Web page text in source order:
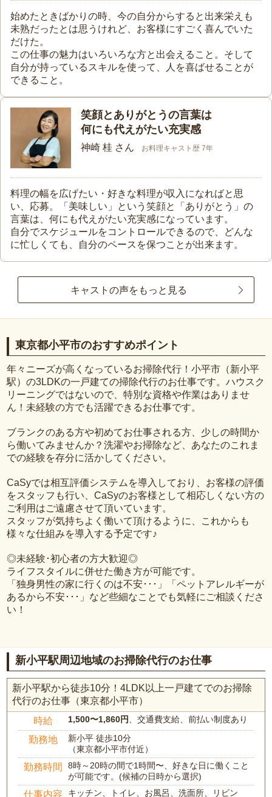
始めたときばかりの時、今の自分からすると出来栄えも
未熟だったとは思うけれど、お客様にすごく喜んでいた
だけた。
この仕事の魅力はいろいろな方と出会えること。そして
自分が持っているスキルを使って、人を喜ばせることが
できること。
笑顔とありがとうの言葉は
何にも代えがたい充実感
神崎 桂 さん お料理キャスト歴 7年
料理の幅を広げたい・好きな料理が収入になればと思
い、応募。「美味しい」という笑顔と「ありがとう」の
言葉は、何にも代えがたい充実感になっています。
自分でスケジュールをコントロールできるので、どんな
に忙しくても、自分のペースを保つことが出来ます。
キャストの声をもっと見る
東京都小平市のおすすめポイント
年々ニーズが高くなっているお掃除代行！小平市（新小平
駅）の3LDKの一戸建ての掃除代行のお仕事です。ハウスク
リーニングではないので、特別な資格や作業はありませ
ん！未経験の方でも活躍できるお仕事です。
ブランクのある方や初めてお仕事される方、少しの時間か
ら働いてみませんか？洗濯やお掃除など、あなたのこれま
での経験を存分に活かしてください。
CaSyでは相互評価システムを導入しており、お客様の評価
をスタッフも行い、CaSyのお客様として相応しくない方の
ご利用はご遠慮させて頂いています。
スタッフが気持ちよく働いて頂けるように、これからも
様々な仕組みを導入する予定です♪
◎未経験･初心者の方大歓迎◎
ライフスタイルに併せた働き方が可能です。
「独身男性の家に行くのは不安･･･」「ペットアレルギーが
あるから不安･･･」など些細なことでも気軽にご相談くださ
い！
新小平駅周辺地域のお掃除代行のお仕事
新小平駅から徒歩10分！4LDK以上一戸建てでのお掃除
代行のお仕事（東京都小平市）
時給 1,500〜1,860円、交通費支給、前払い制度あり
勤務地
新小平 徒歩10分
（東京都小平市付近）
勤務時間
8時～20時の間で1時間〜、好きな日に働くこと
が可能です。(候補の日時から選択)
仕事内容 キッチン、トイレ、お風呂、洗面所、リビン